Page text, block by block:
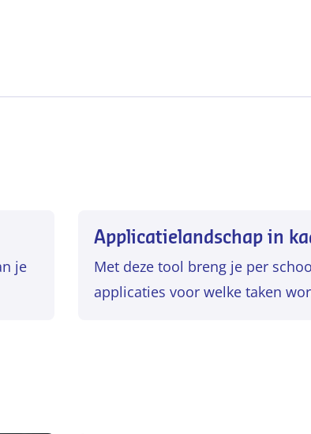
je
Applicatielandschap in
Met deze tool breng je per
applicaties voor welke taken